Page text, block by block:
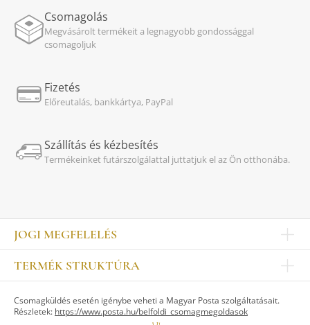
Csomagolás
Megvásárolt termékeit a legnagyobb gondossággal
csomagoljuk
Fizetés
Előreutalás, bankkártya, PayPal
Szállítás és kézbesítés
Termékeinket futárszolgálattal juttatjuk el az Ön otthonába.
JOGI MEGFELELÉS
Impresszum
Kapcsolat
Jogi nyilatkozat
TERMÉK STRUKTÚRA
ASZTALKULTÚRA
Csomagküldés esetén igénybe veheti a Magyar Posta szolgáltatásait.
Részletek: https://www.posta.hu/belfoldi_csomagmegoldasok